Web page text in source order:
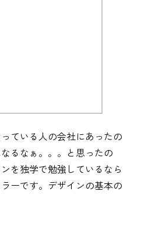
ている人の会社にあったの
るなぁ。。。と思ったの
を独学で勉強しているなら
ーです。デザインの基本の